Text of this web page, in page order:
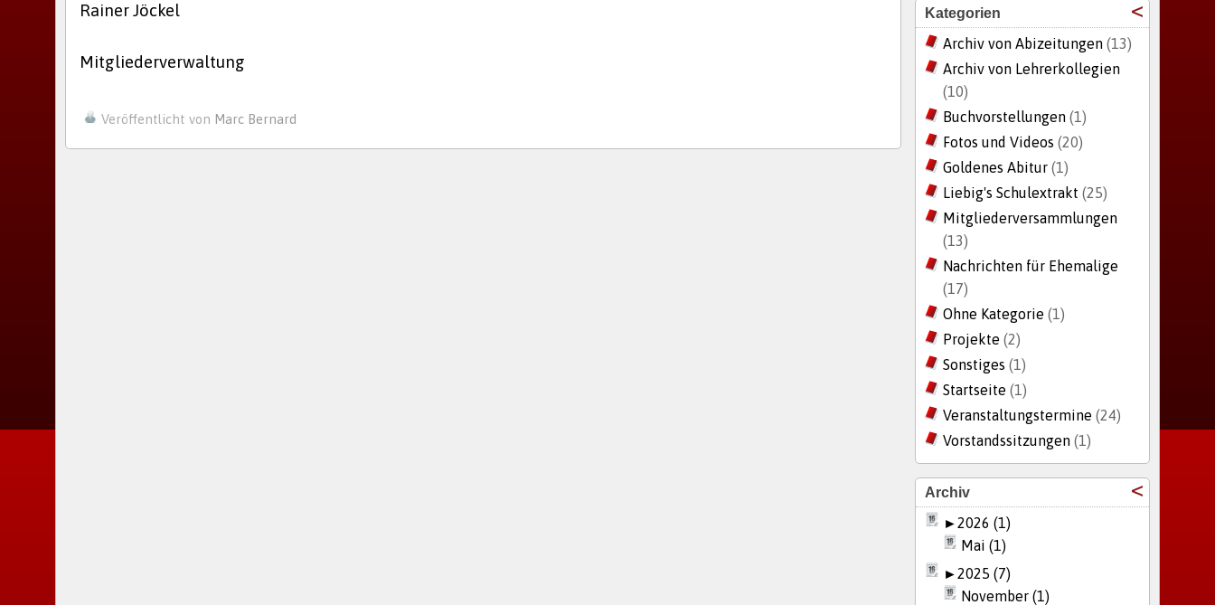
Rainer Jöckel
Mitgliederverwaltung
Veröffentlicht von Marc Bernard
Kategorien
Archiv von Abizeitungen (13)
Archiv von Lehrerkollegien
(10)
Buchvorstellungen (1)
Fotos und Videos (20)
Goldenes Abitur (1)
Liebig's Schulextrakt (25)
Mitgliederversammlungen
(13)
Nachrichten für Ehemalige
(17)
Ohne Kategorie (1)
Projekte (2)
Sonstiges (1)
Startseite (1)
Veranstaltungstermine (24)
Vorstandssitzungen (1)
Archiv
►2026 (1)
Mai (1)
►2025 (7)
November (1)